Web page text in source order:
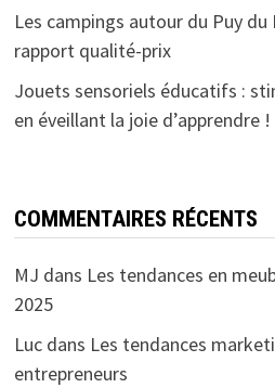
Les campings autour du Puy
rapport qualité-prix
Jouets sensoriels éducatifs :
en éveillant la joie d’apprendre !
COMMENTAIRES RÉCENTS
MJ dans Les tendances en
2025
Lucdans Les tendances
entrepreneurs